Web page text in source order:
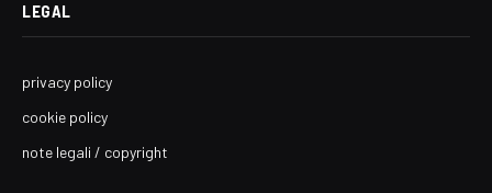
LEGAL
privacy policy
cookie policy
note legali / copyright